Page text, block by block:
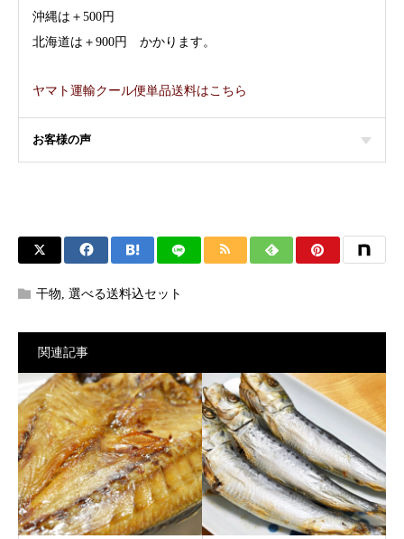
沖縄は＋500円
北海道は＋900円 かかります。
ヤマト運輸クール便単品送料はこちら
お客様の声
干物, 選べる送料込セット
関連記事